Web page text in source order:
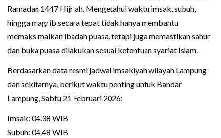
Ramadan 1447 Hijriah. Mengetahui waktu imsak, subuh,
hingga magrib secara tepat tidak hanya membantu
memaksimalkan ibadah puasa, tetapi juga memastikan sahur
dan buka puasa dilakukan sesuai ketentuan syariat Islam.
Berdasarkan data resmi jadwal imsakiyah wilayah Lampung
dan sekitarnya, berikut waktu penting untuk Bandar
Lampung, Sabtu 21 Februari 2026:
Imsak: 04.38 WIB
Subuh: 04.48 WIB